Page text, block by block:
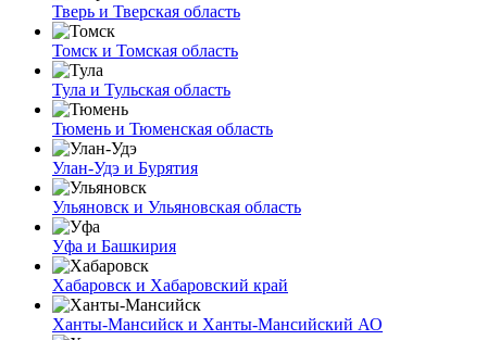
Тверь и Тверская область
Томск и Томская область
Тула и Тульская область
Тюмень и Тюменская область
Улан-Удэ и Бурятия
Ульяновск и Ульяновская область
Уфа и Башкирия
Хабаровск и Хабаровский край
Ханты-Мансийск и Ханты-Мансийский АО